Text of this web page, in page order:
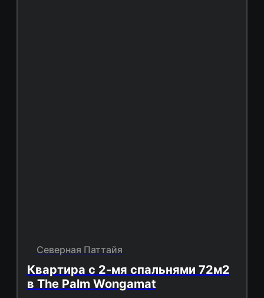
Северная Паттайя
Квартира с 2-мя спальнями 72м2
в The Palm Wongamat